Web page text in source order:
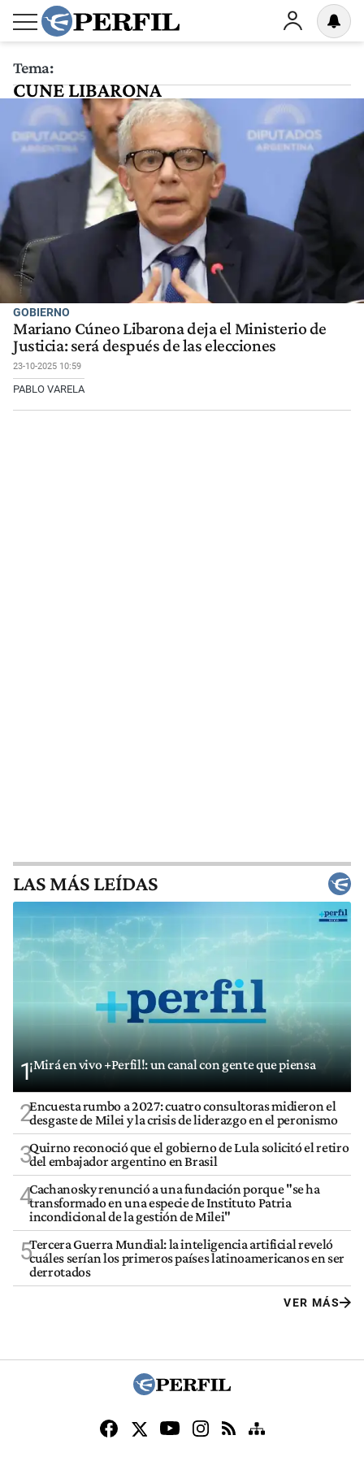
Tema:
CUNE LIBARONA
GOBIERNO
Mariano Cúneo Libarona deja el Ministerio de
Justicia: será después de las elecciones
23-10-2025 10:59
PABLO VARELA
LAS MÁS LEÍDAS
1¡Mirá en vivo +Perfil!: un canal con gente que piensa
2Encuesta rumbo a 2027: cuatro consultoras midieron el
desgaste de Milei y la crisis de liderazgo en el peronismo
3Quirno reconoció que el gobierno de Lula solicitó el retiro
del embajador argentino en Brasil
4Cachanosky renunció a una fundación porque "se ha
transformado en una especie de Instituto Patria
incondicional de la gestión de Milei"
5Tercera Guerra Mundial: la inteligencia artificial reveló
cuáles serían los primeros países latinoamericanos en ser
derrotados
VER MÁS